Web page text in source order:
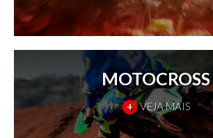
MOTOCROSS
+ VEJA MAIS